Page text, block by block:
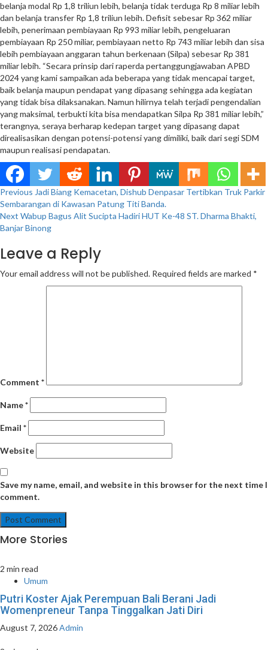
belanja modal Rp 1,8 triliun lebih, belanja tidak terduga Rp 8 miliar lebih
dan belanja transfer Rp 1,8 triliun lebih. Defisit sebesar Rp 362 miliar
lebih, penerimaan pembiayaan Rp 993 miliar lebih, pengeluaran
pembiayaan Rp 250 miliar, pembiayaan netto Rp 743 miliar lebih dan sisa
lebih pembiayaan anggaran tahun berkenaan (Silpa) sebesar Rp 381
miliar lebih. “Secara prinsip dari raperda pertanggungjawaban APBD
2024 yang kami sampaikan ada beberapa yang tidak mencapai target,
baik belanja maupun pendapat yang dipasang sehingga ada kegiatan
yang tidak bisa dilaksanakan. Namun hilirnya telah terjadi pengendalian
yang maksimal, terbukti kita bisa mendapatkan Silpa Rp 381 miliar lebih,”
terangnya, seraya berharap kedepan target yang dipasang dapat
direalisasikan dengan potensi-potensi yang dimiliki, baik dari segi SDM
maupun realisasi pendapatan.
Continue
Reading
Previous Jadi Biang Kemacetan, Dishub Denpasar Tertibkan Truk Parkir
Sembarangan di Kawasan Patung Titi Banda.
Next Wabup Bagus Alit Sucipta Hadiri HUT Ke-48 ST. Dharma Bhakti,
Banjar Binong
Leave a Reply
Your email address will not be published. Required fields are marked *
Comment *
Name*
Email *
Website
Save my name, email, and website in this browser for the next time I
comment.
More Stories
2 min read
Umum
Putri Koster Ajak Perempuan Bali Berani Jadi
Womenpreneur Tanpa Tinggalkan Jati Diri
August 7, 2026Admin